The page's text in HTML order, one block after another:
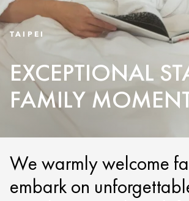
TAIPEI
EXCEPTIONAL
FAMILY
We warmly welcome
embark on